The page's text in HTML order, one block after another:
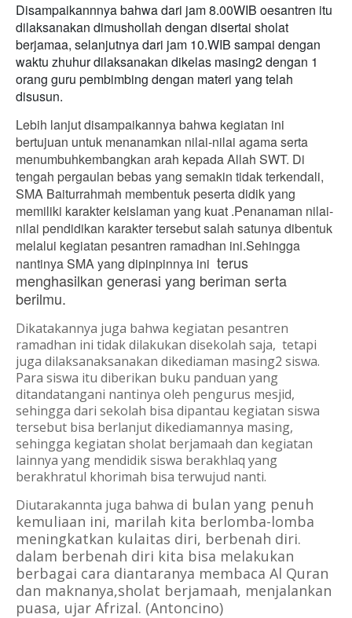
Disampaikannnya bahwa dari jam 8.00WIB oesantren itu
dilaksanakan dimushollah dengan disertai sholat
berjamaa, selanjutnya dari jam 10.WIB sampai dengan
waktu zhuhur dilaksanakan dikelas masing2 dengan 1
orang guru pembimbing dengan materi yang telah
disusun.
Lebih lanjut disampaikannya bahwa kegiatan ini
bertujuan untuk menanamkan nilai-nilai agama serta
menumbuhkembangkan arah kepada Allah SWT. Di
tengah pergaulan bebas yang semakin tidak terkendali,
SMA Baiturrahmah membentuk peserta didik yang
memiliki karakter keislaman yang kuat .Penanaman nilai-
nilai pendidikan karakter tersebut salah satunya dibentuk
melalui kegiatan pesantren ramadhan ini.Sehingga
nantinya SMA yang dipinpinnya ini terus
menghasilkan generasi yang beriman serta
berilmu.
Dikatakannya juga bahwa kegiatan pesantren
ramadhan ini tidak dilakukan disekolah saja, tetapi
juga dilaksanaksanakan dikediaman masing2 siswa.
Para siswa itu diberikan buku panduan yang
ditandatangani nantinya oleh pengurus mesjid,
sehingga dari sekolah bisa dipantau kegiatan siswa
tersebut bisa berlanjut dikediamannya masing,
sehingga kegiatan sholat berjamaah dan kegiatan
lainnya yang mendidik siswa berakhlaq yang
berakhratul khorimah bisa terwujud nanti.
Diutarakannta juga bahwa di bulan yang penuh
kemuliaan ini, marilah kita berlomba-lomba
meningkatkan kulaitas diri, berbenah diri.
dalam berbenah diri kita bisa melakukan
berbagai cara diantaranya membaca Al Quran
dan maknanya,sholat berjamaah, menjalankan
puasa, ujar Afrizal. (Antoncino)